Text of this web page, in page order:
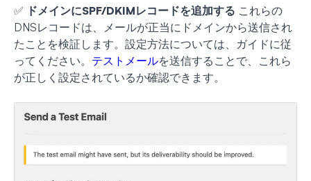
✅ ドメインにSPF/DKIMレコードを追加する これらの
DNSレコードは、メールが正当にドメインから送信され
たことを検証します。設定方法については、ガイドに従
ってください。 テストメールを送信することで、これら
が正しく設定されているか確認できます。